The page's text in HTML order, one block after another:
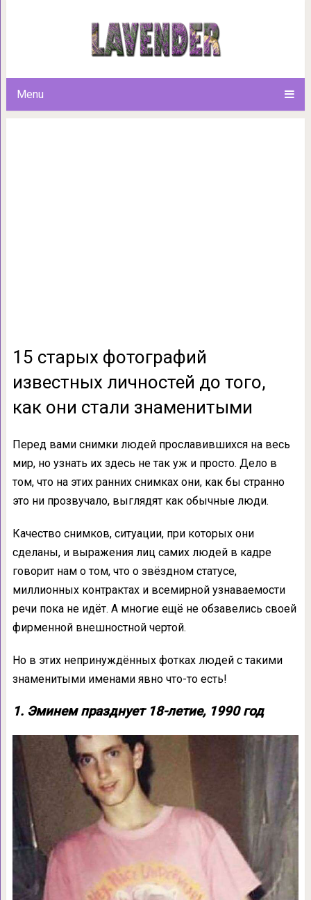
Menu
15 старых фотографий
15 старых фотографий
известных личностей до того,
как они стали знаменитыми
Перед вами снимки людей прославившихся на весь
мир, но узнать их здесь не так уж и просто. Дело в
том, что на этих ранних снимках они, как бы странно
это ни прозвучало, выглядят как обычные люди.
Качество снимков, ситуации, при которых они
сделаны, и выражения лиц самих людей в кадре
говорит нам о том, что о звёздном статусе,
миллионных контрактах и всемирной узнаваемости
речи пока не идёт. А многие ещё не обзавелись своей
фирменной внешностной чертой.
Но в этих непринуждённых фотках людей с такими
знаменитыми именами явно что-то есть!
1. Эминем празднует 18-летие, 1990 год